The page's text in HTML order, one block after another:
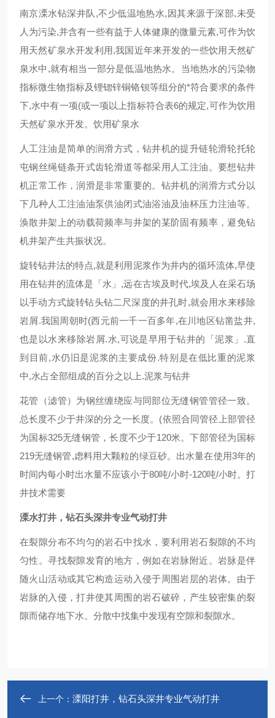
南京溧水钻深井队,不少低温地热水,因其来源于深部,未受
人为污染,并含有一些有益于人体健康的微量元素,可作为饮
用天然矿泉水开发利用,我国近年来开发的一些饮用天然矿
泉水中,就有相当一部分是低温地热水。当地热水的污染物
指标微生物指标及锂锶锌铜铬钡等组分的*符合要求的条件
下,水中有一项(或一项以上指标符合表6的规定,可作为饮用
天然矿泉水开发。饮用矿泉水
人工注油是简单的润滑方式，钻井机的提升链轮滑轮托轮
屯钢丝绳链条开式齿轮滑道等都采用人工注油。要想钻井
机正常工作，润滑是非常重要的。钻井机的润滑方式分以
下几种人工注油油泵供油闭式油浴油及油杯压力注油等。
涣散井架上的动载荷频率与井架的某阶固有频率，避免钻
机井架产生共振状况。
旋转钻井法的特点,就是利用泥浆作为井内的循环流体,早使
用在钻井的流体是「水」,远在古埃及时代,埃及人在采石场
以手动方式旋转钻头钻二尺深度的井孔时,就会用水来移除
岩屑.我国周朝时(西元前一千一百多年,在川地区钻凿盐井,
也是以水来移除岩屑.水,可说是早用于钻井的「泥浆」.直
到目前,水仍旧是泥浆的主要成份.特别是在低比重的泥浆
中,水占全部组成的百分之以上.泥浆与钻井
花管（滤管）为钢丝缠绕应与同部位无缝钢管管径一致。
总长度不少于井深的分之一长度。(依照合同管径上部管径
为国标325无缝钢管，长度不少于120米。下部管径为国标
219无缝钢管,虑料用大颗粒的绿豆砂。出水量在使用3年的
时间内每小时出水量不应该小于80吨/小时-120吨/小时。打
井技术需要
溧水打井，钻石头深井专业气动打井
在裂隙分布不均匀的岩石中找水，要利用岩石裂隙的不均
匀性。寻找裂隙发育的地方，例如在岩脉附近。岩脉是伴
随火山活动或其它构造运动入侵于周围岩层的岩体。由于
岩脉的入侵，打井使其周围的岩石破碎，产生较密集的裂
隙而储存地下水。分散中找集中发现有空隙和裂隙水。
上一个： 溧阳打井，钻石头深井专业气动打井